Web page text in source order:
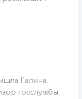
Галина.
госслужбы.